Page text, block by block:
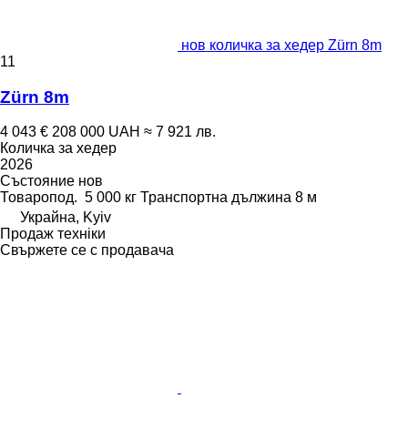
нов количка за хедер Zürn 8m
11
Zürn 8m
4 043 € 208 000 UAH ≈ 7 921 лв.
Количка за хедер
2026
Състояние нов
Товаропод. 5 000 кг Транспортна дължина 8 м
Украйна, Kyiv
Продаж техніки
Свържете се с продавача